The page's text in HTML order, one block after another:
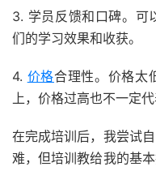
3. 学员反馈和口碑。可
们的学习效果和收获。
4. 价格合理性。价格太
上，价格过高也不一定代
在完成培训后，我尝试
难，但培训教给我的基